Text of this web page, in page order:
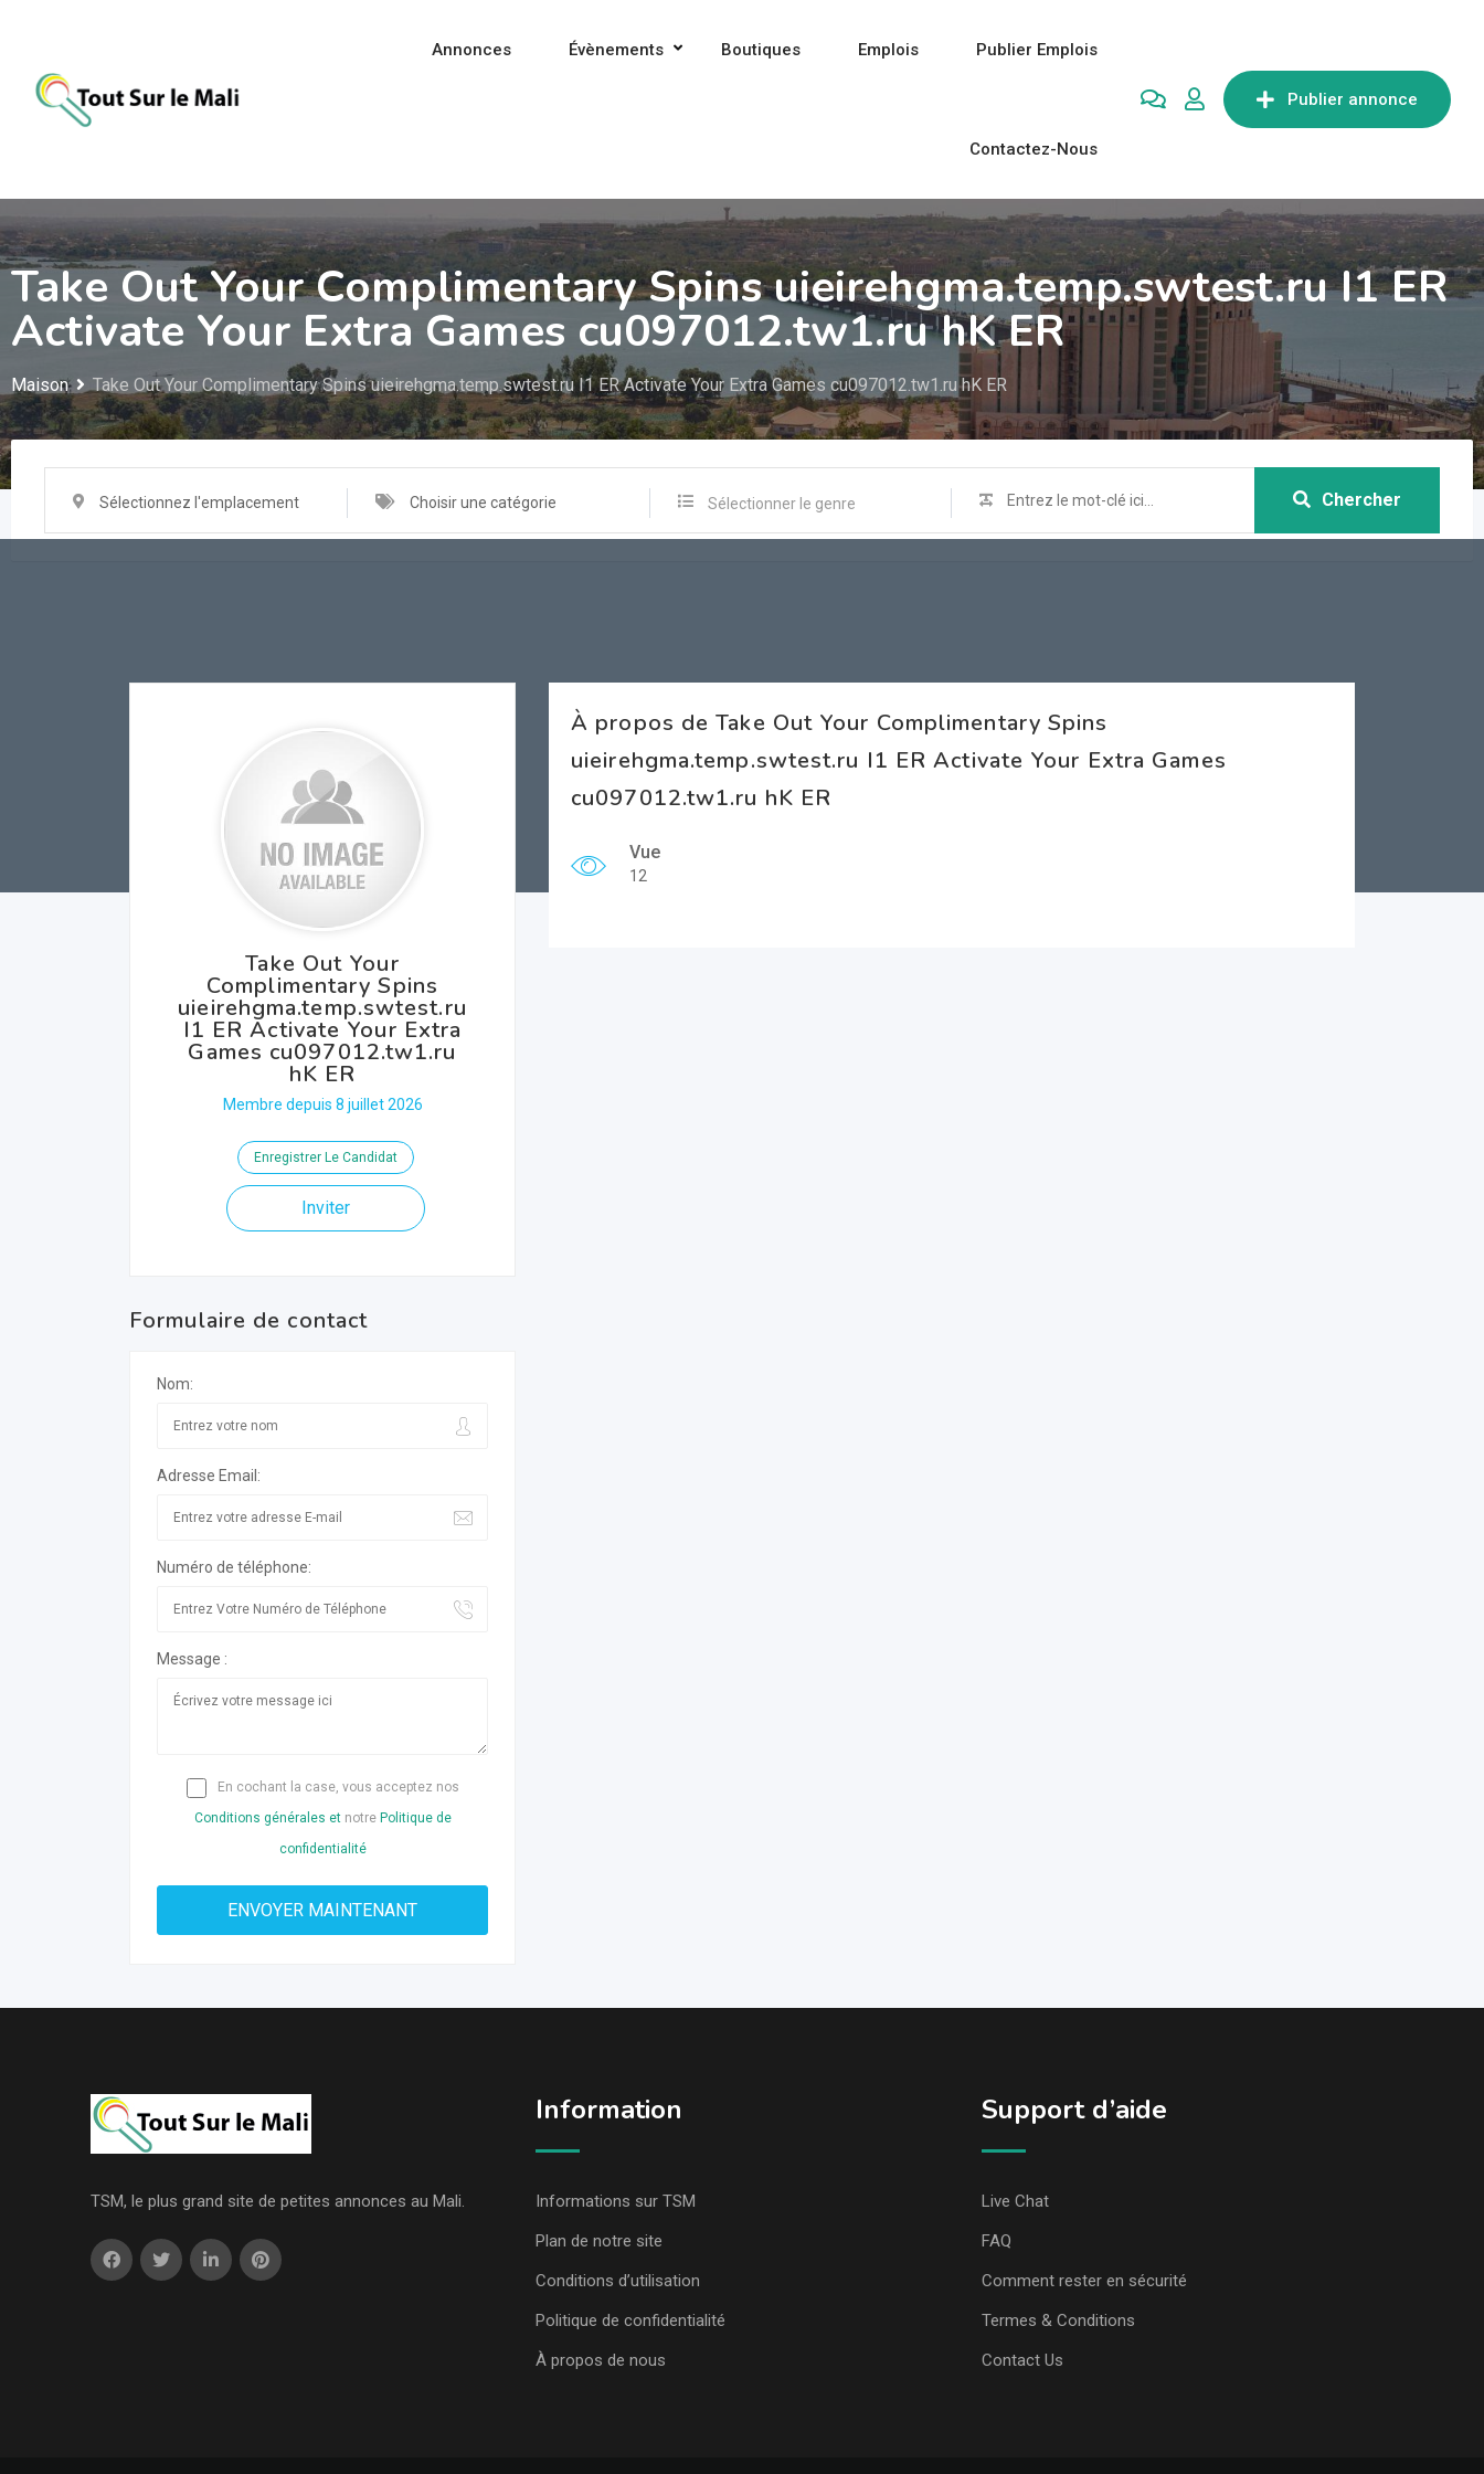
contenu
Publier annonce
Annonces Évènements Boutiques Emplois Publier Emplois
Contactez-Nous
Take Out Your Complimentary Spins uieirehgma.temp.swtest.ru I1 ER
Activate Your Extra Games cu097012.tw1.ru hK ER
Maison Take Out Your Complimentary Spins uieirehgma.temp.swtest.ru I1 ER Activate Your Extra Games cu097012.tw1.ru hK ER
Sélectionnez l'emplacement Choisir une catégorie Sélectionner le genre Chercher
Take Out Your
Complimentary Spins
uieirehgma.temp.swtest.ru
I1 ER Activate Your Extra
Games cu097012.tw1.ru
hK ER
Membre depuis 8 juillet 2026
Enregistrer Le Candidat
Inviter
Formulaire de contact
Nom:
Adresse Email:
Numéro de téléphone:
Message :
En cochant la case, vous acceptez nos
Conditions générales etnotre Politique de
confidentialité
À propos de Take Out Your Complimentary Spins
uieirehgma.temp.swtest.ru I1 ER Activate Your Extra Games
cu097012.tw1.ru hK ER
Vue
12
TSM, le plus grand site de petites annonces au Mali.
Information
Informations sur TSM
Plan de notre site
Conditions d’utilisation
Politique de confidentialité
À propos de nous
Support d’aide
Live Chat
FAQ
Comment rester en sécurité
Termes & Conditions
Contact Us